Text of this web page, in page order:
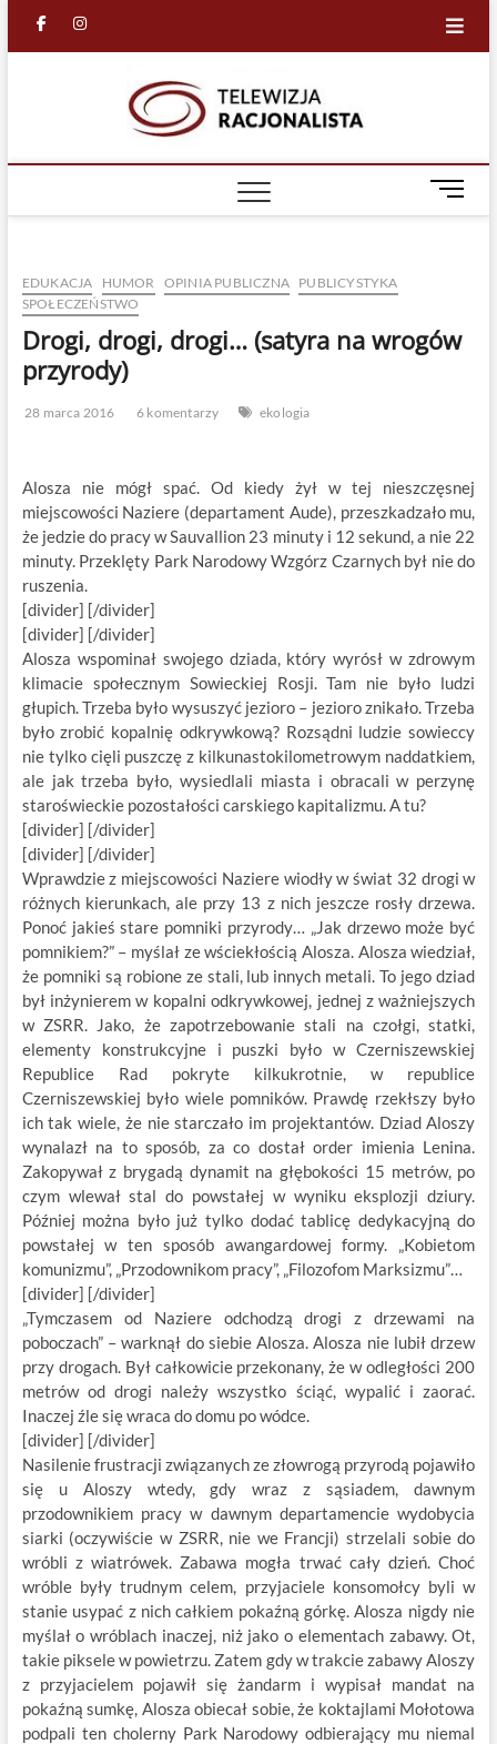
facebook
in
M
e
t
EDUKACJA HUMOR OPINIA PUBLICZNA
PUBLICYSTYKA
SPOŁECZEŃSTWO
Drogi, drogi, drogi… (satyra na wrogów
przyrody)
28 marca 2016 6 komentarzy ekologia
Alosza nie mógł spać. Od kiedy żył w tej nieszczęsnej
miejscowości Naziere (departament Aude), przeszkadzało mu,
że jedzie do pracy w Sauvallion 23 minuty i 12 sekund, a nie 22
minuty. Przeklęty Park Narodowy Wzgórz Czarnych był nie do
ruszenia.
[divider] [/divider]
[divider] [/divider]
Alosza wspominał swojego dziada, który wyrósł w zdrowym
klimacie społecznym Sowieckiej Rosji. Tam nie było ludzi
głupich. Trzeba było wysuszyć jezioro – jezioro znikało. Trzeba
było zrobić kopalnię odkrywkową? Rozsądni ludzie sowieccy
nie tylko cięli puszczę z kilkunastokilometrowym naddatkiem,
ale jak trzeba było, wysiedlali miasta i obracali w perzynę
staroświeckie pozostałości carskiego kapitalizmu. A tu?
[divider] [/divider]
[divider] [/divider]
Wprawdzie z miejscowości Naziere wiodły w świat 32 drogi w
różnych kierunkach, ale przy 13 z nich jeszcze rosły drzewa.
Ponoć jakieś stare pomniki przyrody… „Jak drzewo może być
pomnikiem?” – myślał ze wściekłością Alosza. Alosza wiedział,
że pomniki są robione ze stali, lub innych metali. To jego dziad
był inżynierem w kopalni odkrywkowej, jednej z ważniejszych
w ZSRR. Jako, że zapotrzebowanie stali na czołgi, statki,
elementy konstrukcyjne i puszki było w Czerniszewskiej
Republice Rad pokryte kilkukrotnie, w republice
Czerniszewskiej było wiele pomników. Prawdę rzekłszy było
ich tak wiele, że nie starczało im projektantów. Dziad Aloszy
wynalazł na to sposób, za co dostał order imienia Lenina.
Zakopywał z brygadą dynamit na głębokości 15 metrów, po
czym wlewał stal do powstałej w wyniku eksplozji dziury.
Później można było już tylko dodać tablicę dedykacyjną do
powstałej w ten sposób awangardowej formy. „Kobietom
komunizmu”, „Przodownikom pracy”, „Filozofom Marksizmu”…
[divider] [/divider]
„Tymczasem od Naziere odchodzą drogi z drzewami na
poboczach” – warknął do siebie Alosza. Alosza nie lubił drzew
przy drogach. Był całkowicie przekonany, że w odległości 200
metrów od drogi należy wszystko ściąć, wypalić i zaorać.
Inaczej źle się wraca do domu po wódce.
[divider] [/divider]
Nasilenie frustracji związanych ze złowrogą przyrodą pojawiło
się u Aloszy wtedy, gdy wraz z sąsiadem, dawnym
przodownikiem pracy w dawnym departamencie wydobycia
siarki (oczywiście w ZSRR, nie we Francji) strzelali sobie do
wróbli z wiatrówek. Zabawa mogła trwać cały dzień. Choć
wróble były trudnym celem, przyjaciele konsomołcy byli w
stanie usypać z nich całkiem pokaźną górkę. Alosza nigdy nie
myślał o wróblach inaczej, niż jako o elementach zabawy. Ot,
takie piksele w powietrzu. Zatem gdy w trakcie zabawy Aloszy
z przyjacielem pojawił się żandarm i wypisał mandat na
pokaźną sumkę, Alosza obiecał sobie, że koktajlami Mołotowa
podpali ten cholerny Park Narodowy odbierający mu niemal